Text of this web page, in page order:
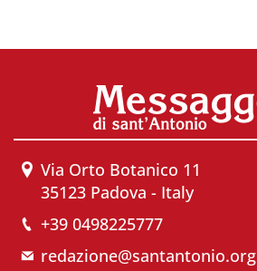
Via Orto Botanico 11
35123 Padova - Italy
+39 0498225777
redazione@santantonio.org